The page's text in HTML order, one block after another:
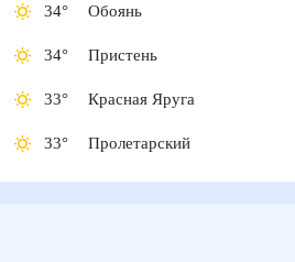
34° Обоянь
34° Пристень
33° Красная Яруга
33° Пролетарский